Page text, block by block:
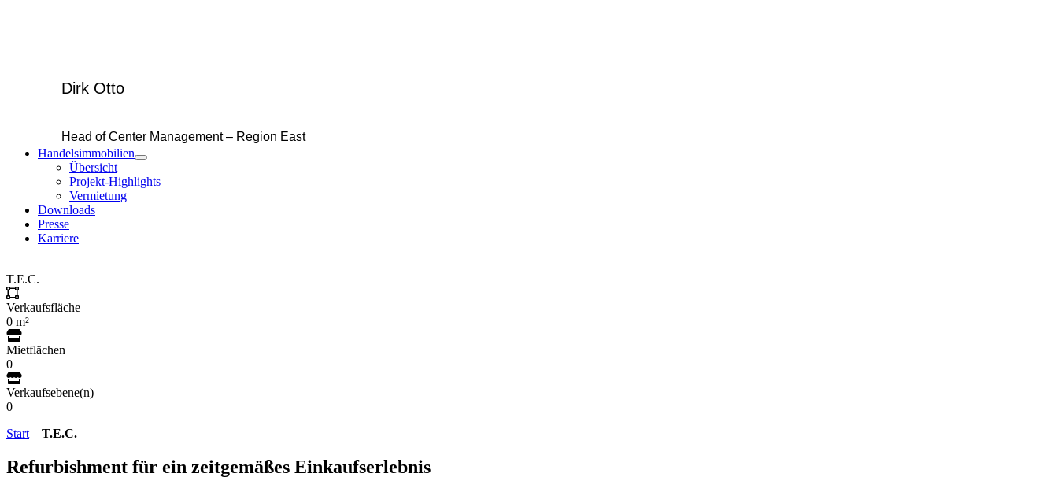
Dirk Otto
Head of Center Management – Region East
Handelsimmobilien
Übersicht
Projekt-Highlights
Vermietung
Downloads
Presse
Karriere
T.E.C.
Verkaufsfläche
0 m²
Mietflächen
0
Verkaufsebene(n)
0
Start – T.E.C.
Refurbishment für ein zeitgemäßes Einkaufserlebnis